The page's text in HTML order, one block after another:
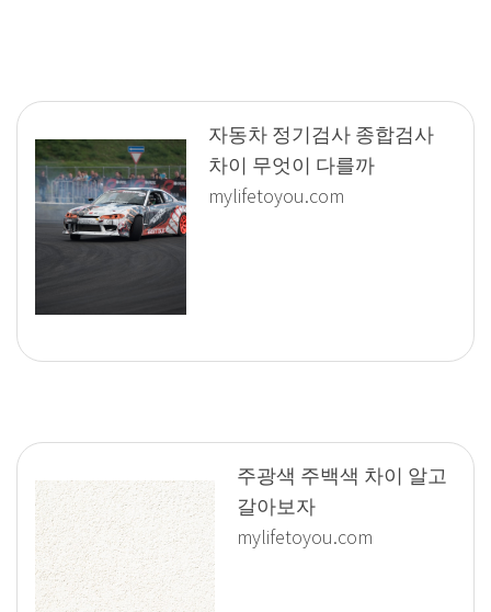
자동차 정기검사 종합검사
차이 무엇이 다를까
mylifetoyou.com
주광색 주백색 차이 알고
갈아보자
mylifetoyou.com